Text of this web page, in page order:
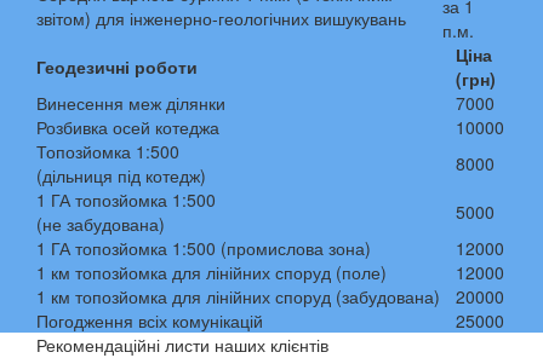
звітом) для інженерно-геологічних вишукувань
за 1
п.м.
Геодезичні роботи
Ціна
(грн)
Винесення меж ділянки
7000
Розбивка осей котеджа
10000
Топозйомка 1:500
(дільниця під котедж)
8000
1 ГА топозйомка 1:500
(не забудована)
5000
1 ГА топозйомка 1:500 (промислова зона)
12000
1 км топозйомка для лінійних споруд (поле)
12000
1 км топозйомка для лінійних споруд (забудована)
20000
Погодження всіх комунікацій
25000
Рекомендаційні листи наших клієнтів